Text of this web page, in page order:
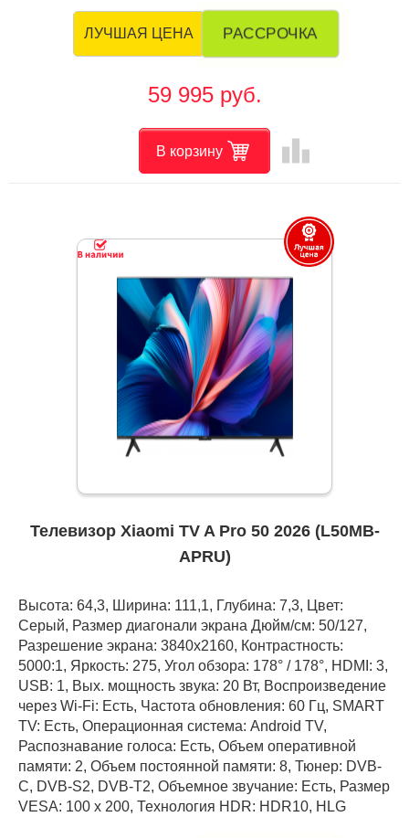
ЛУЧШАЯ ЦЕНА РАССРОЧКА
59 995 руб.
В корзину leaderboard
Телевизор Xiaomi TV A Pro 50 2026 (L50MB-
APRU)
Высота: 64,3, Ширина: 111,1, Глубина: 7,3, Цвет:
Серый, Размер диагонали экрана Дюйм/см: 50/127,
Разрешение экрана: 3840x2160, Контрастность:
5000:1, Яркость: 275, Угол обзора: 178° / 178°, HDMI: 3,
USB: 1, Вых. мощность звука: 20 Вт, Воспроизведение
через Wi-Fi: Есть, Частота обновления: 60 Гц, SMART
TV: Есть, Операционная система: Android TV,
Распознавание голоса: Есть, Объем оперативной
памяти: 2, Объем постоянной памяти: 8, Тюнер: DVB-
C, DVB-S2, DVB-T2, Объемное звучание: Есть, Размер
VESA: 100 х 200, Технология HDR: HDR10, HLG